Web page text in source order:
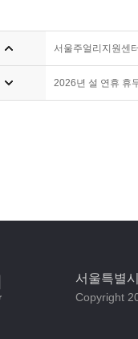
서울주얼리지원센
2026년 설 연휴 휴
서울특별
Copyright